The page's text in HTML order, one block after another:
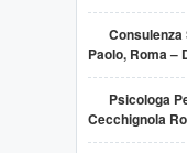
Consulenza
Paolo, Roma –
Psicologa
Cecchignola